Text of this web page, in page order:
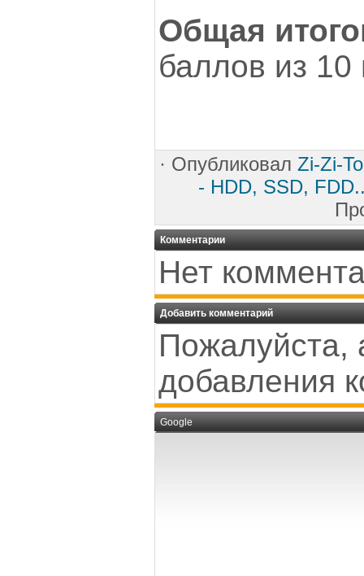
Общая
баллов из
· Опубликовал Zi-Zi-
- HDD, SSD,
Комментарии
Нет
Добавить комментарий
Пожалуйста,
добавления
Google